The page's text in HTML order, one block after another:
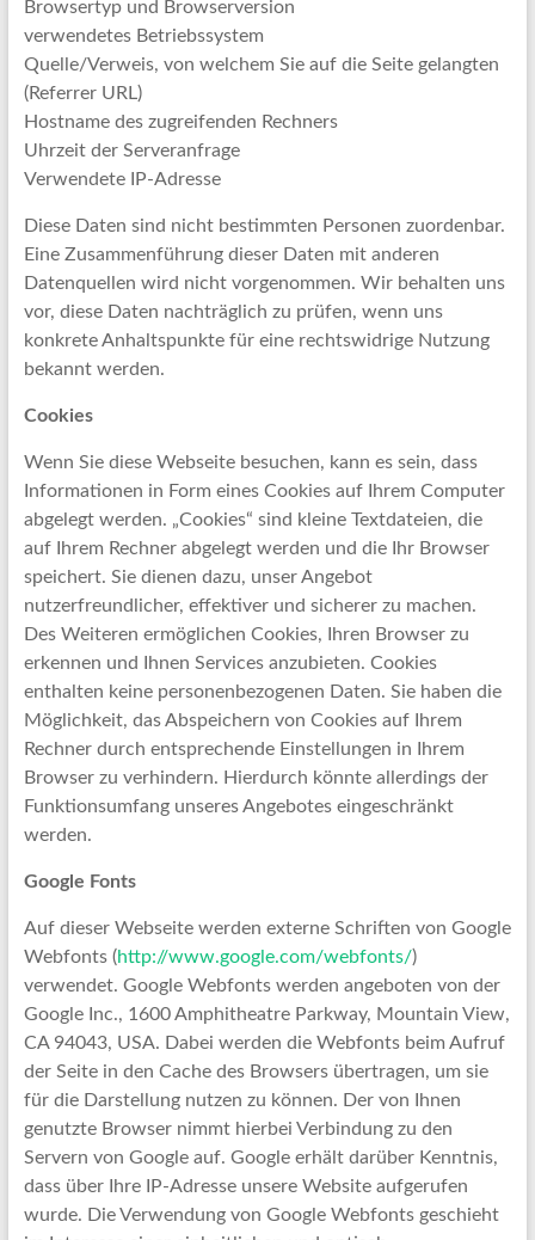
Browsertyp und Browserversion
verwendetes Betriebssystem
Quelle/Verweis, von welchem Sie auf die Seite gelangten
(Referrer URL)
Hostname des zugreifenden Rechners
Uhrzeit der Serveranfrage
Verwendete IP-Adresse
Diese Daten sind nicht bestimmten Personen zuordenbar.
Eine Zusammenführung dieser Daten mit anderen
Datenquellen wird nicht vorgenommen. Wir behalten uns
vor, diese Daten nachträglich zu prüfen, wenn uns
konkrete Anhaltspunkte für eine rechtswidrige Nutzung
bekannt werden.
Cookies
Wenn Sie diese Webseite besuchen, kann es sein, dass
Informationen in Form eines Cookies auf Ihrem Computer
abgelegt werden. „Cookies“ sind kleine Textdateien, die
auf Ihrem Rechner abgelegt werden und die Ihr Browser
speichert. Sie dienen dazu, unser Angebot
nutzerfreundlicher, effektiver und sicherer zu machen.
Des Weiteren ermöglichen Cookies, Ihren Browser zu
erkennen und Ihnen Services anzubieten. Cookies
enthalten keine personenbezogenen Daten. Sie haben die
Möglichkeit, das Abspeichern von Cookies auf Ihrem
Rechner durch entsprechende Einstellungen in Ihrem
Browser zu verhindern. Hierdurch könnte allerdings der
Funktionsumfang unseres Angebotes eingeschränkt
werden.
Google Fonts
Auf dieser Webseite werden externe Schriften von Google
Webfonts (http://www.google.com/webfonts/)
verwendet. Google Webfonts werden angeboten von der
Google Inc., 1600 Amphitheatre Parkway, Mountain View,
CA 94043, USA. Dabei werden die Webfonts beim Aufruf
der Seite in den Cache des Browsers übertragen, um sie
für die Darstellung nutzen zu können. Der von Ihnen
genutzte Browser nimmt hierbei Verbindung zu den
Servern von Google auf. Google erhält darüber Kenntnis,
dass über Ihre IP-Adresse unsere Website aufgerufen
wurde. Die Verwendung von Google Webfonts geschieht